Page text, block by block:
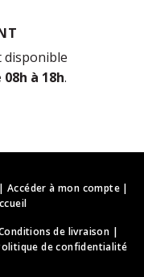
disponible
à 18h.
| Accéder à mon compte|
de livraison |
de confidentialité